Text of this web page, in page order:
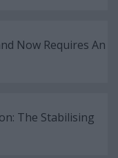
Now Requires An
The Stabilising